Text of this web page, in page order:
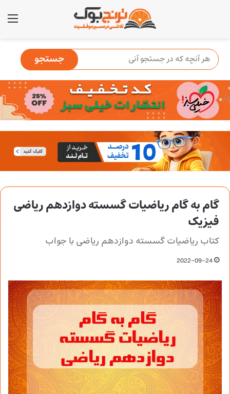
گام به گام ریاضیات گسسته دوازدهم ریاضی
فیزیک
کتاب ریاضیات گسسته دوازدهم ریاضی با جواب
2022-09-24